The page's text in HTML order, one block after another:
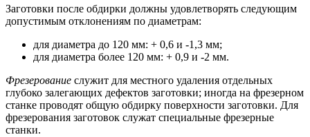
Заготовки после обдирки должны удовлетворять следующим
допустимым отклонениям по диаметрам:
для диаметра до 120 мм: + 0,6 и -1,3 мм;
для диаметра более 120 мм: + 0,9 и -2 мм.
Фрезерование служит для местного удаления отдельных
глубоко залегающих дефектов заготовки; иногда на фрезерном
станке проводят общую обдирку поверхности заготовки. Для
фрезерования заготовок служат специальные фрезерные
станки.